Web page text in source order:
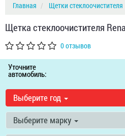
Главная Щетки стеклоочистителя
Щетка стеклоочистителя
0 отзывов
Уточните
автомобиль:
Выберите год
Выберите марку